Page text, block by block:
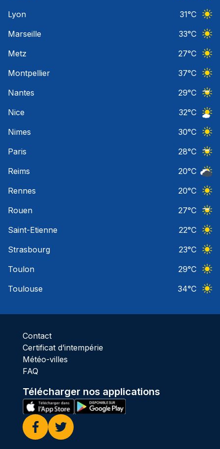
Lyon
31°C
Marseille
33°C
Metz
27°C
Montpellier
37°C
Nantes
29°C
Nice
32°C
Nimes
30°C
Paris
28°C
Reims
20°C
Rennes
20°C
Rouen
27°C
Saint-Etienne
22°C
Strasbourg
23°C
Toulon
29°C
Toulouse
34°C
Contact
Certificat d’intempérie
Météo-villes
FAQ
Télécharger nos applications
Facebook
Twitter